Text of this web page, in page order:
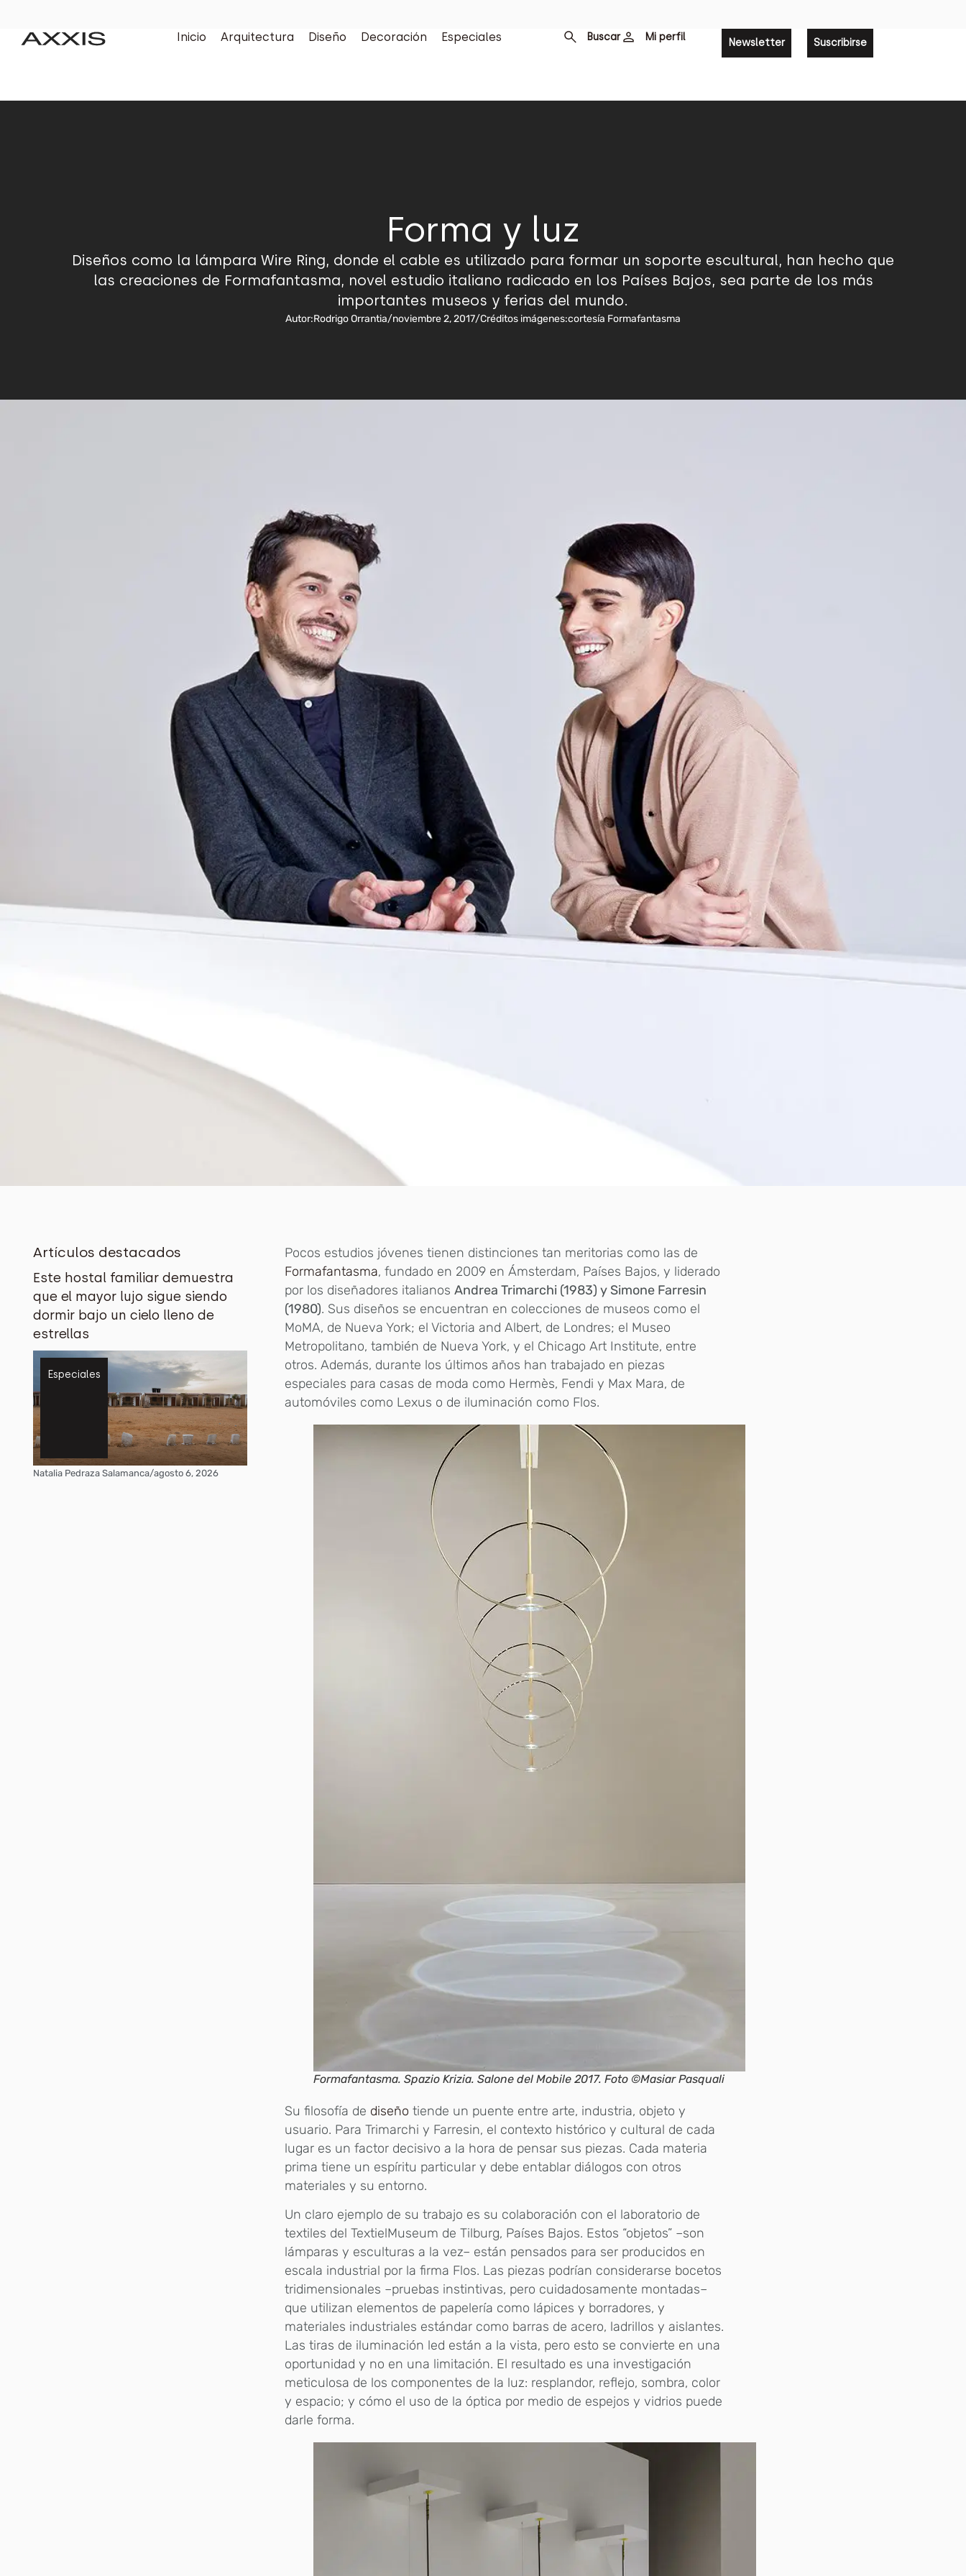
Inicio Arquitectura Diseño Decoración Especiales Buscar Mi perfil Newsletter Suscribirse
Forma y luz
Diseños como la lámpara Wire Ring, donde el cable es utilizado para formar un soporte escultural, han hecho que
las creaciones de Formafantasma, novel estudio italiano radicado en los Países Bajos, sea parte de los más
importantes museos y ferias del mundo.
Autor:Rodrigo Orrantia/noviembre 2, 2017/Créditos imágenes:cortesía Formafantasma
Artículos destacados
Este hostal familiar demuestra
que el mayor lujo sigue siendo
dormir bajo un cielo lleno de
estrellas
Especiales
Natalia Pedraza Salamanca/agosto 6, 2026
Pocos estudios jóvenes tienen distinciones tan meritorias como las de
Formafantasma, fundado en 2009 en Ámsterdam, Países Bajos, y liderado
por los diseñadores italianosAndrea Trimarchi (1983) y Simone Farresin
(1980). Sus diseños se encuentran en colecciones de museos como el
MoMA, de Nueva York; el Victoria and Albert, de Londres; el Museo
Metropolitano, también de Nueva York, y el Chicago Art Institute, entre
otros. Además, durante los últimos años han trabajado en piezas
especiales para casas de moda como Hermès, Fendi y Max Mara, de
automóviles como Lexus o de iluminación como Flos.
Formafantasma. Spazio Krizia. Salone del Mobile 2017. Foto ©Masiar Pasquali
Su filosofía de diseño tiende un puente entre arte, industria, objeto y
usuario. Para Trimarchi y Farresin, el contexto histórico y cultural de cada
lugar es un factor decisivo a la hora de pensar sus piezas. Cada materia
prima tiene un espíritu particular y debe entablar diálogos con otros
materiales y su entorno.
Un claro ejemplo de su trabajo es su colaboración con el laboratorio de
textiles del TextielMuseum de Tilburg, Países Bajos. Estos “objetos” –son
lámparas y esculturas a la vez– están pensados para ser producidos en
escala industrial por la firma Flos. Las piezas podrían considerarse bocetos
tridimensionales –pruebas instintivas, pero cuidadosamente montadas–
que utilizan elementos de papelería como lápices y borradores, y
materiales industriales estándar como barras de acero, ladrillos y aislantes.
Las tiras de iluminación led están a la vista, pero esto se convierte en una
oportunidad y no en una limitación. El resultado es una investigación
meticulosa de los componentes de la luz: resplandor, reflejo, sombra, color
y espacio; y cómo el uso de la óptica por medio de espejos y vidrios puede
darle forma.